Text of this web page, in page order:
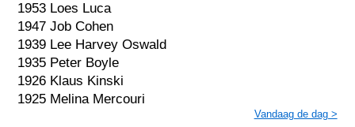
1953 Loes Luca
1947 Job Cohen
1939 Lee Harvey Oswald
1935 Peter Boyle
1926 Klaus Kinski
1925 Melina Mercouri
Vandaag de dag >